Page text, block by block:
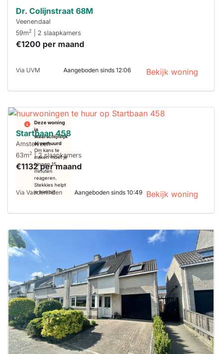
Dr. Colijnstraat 68M
Veenendaal
59m2 | 2 slaapkamers
€1200 per maand
Via UVM Aangeboden sinds 12:06 Bekijk woning
Deze woning
is
waarschijnlijk
al verhuurd
Om kans te
maken moet je
binnen 15
minuten
reageren.
Stekkies helpt
je hierbij!
Startbaan 458
Amstelveen
63m2 | 2 slaapkamers
€1132 per maand
Via Vanderlinden Aangeboden sinds 10:49 Bekijk woning
is
waarschijnlijk
al verhuurd
Om kans te
maken moet je
binnen 15
minuten
reageren.
Stekkies helpt
je hierbij!